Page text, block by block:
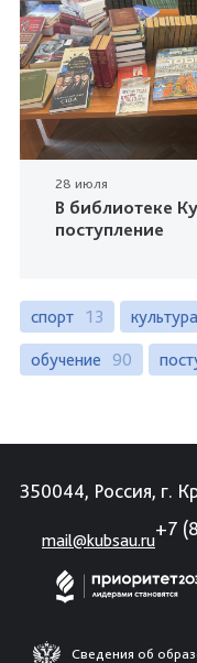
28 июля
В библиотеке
поступление
спорт 13 культура
обучение 90
350044, Россия, г.
mail@kubsau.ru
+7
Сведения об